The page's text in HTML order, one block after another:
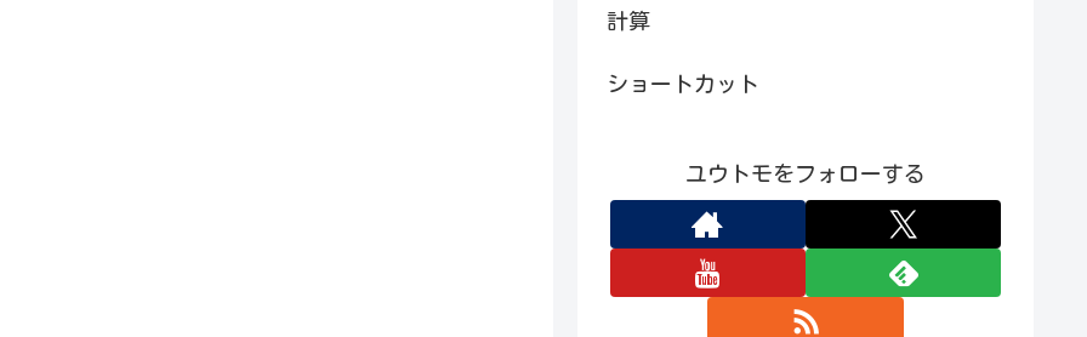
計算
ショートカット
ユウトモをフォローする